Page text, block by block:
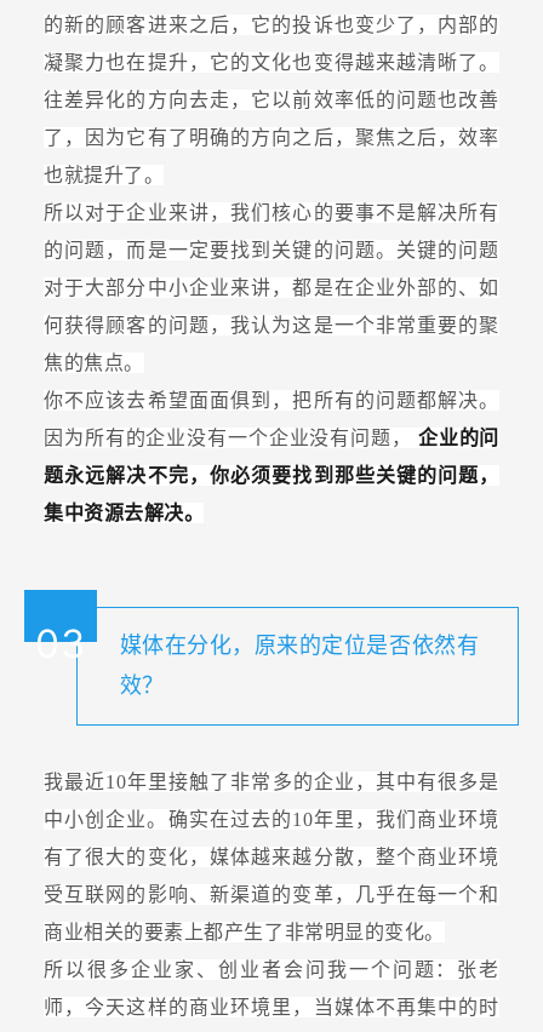
的新的顾客进来之后，它的投诉也变少了，内部的
凝聚力也在提升，它的文化也变得越来越清晰了。
往差异化的方向去走，它以前效率低的问题也改善
了，因为它有了明确的方向之后，聚焦之后，效率
也就提升了。
所以对于企业来讲，我们核心的要事不是解决所有
的问题，而是一定要找到关键的问题。关键的问题
对于大部分中小企业来讲，都是在企业外部的、如
何获得顾客的问题，我认为这是一个非常重要的聚
焦的焦点。
你不应该去希望面面俱到，把所有的问题都解决。
因为所有的企业没有一个企业没有问题， 企业的问
题永远解决不完，你必须要找到那些关键的问题，
集中资源去解决。
03
媒体在分化，原来的定位是否依然有
效？
我最近10年里接触了非常多的企业，其中有很多是
中小创企业。确实在过去的10年里，我们商业环境
有了很大的变化，媒体越来越分散，整个商业环境
受互联网的影响、新渠道的变革，几乎在每一个和
商业相关的要素上都产生了非常明显的变化。
所以很多企业家、创业者会问我一个问题：张老
师，今天这样的商业环境里，当媒体不再集中的时